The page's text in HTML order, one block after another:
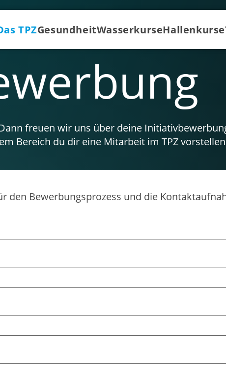
TPZGesundheitWasserkurseHallenkurse
freuen wir uns über deine
Bereich du dir eine Mitarbeit im TPZ
den Bewerbungsprozess und die